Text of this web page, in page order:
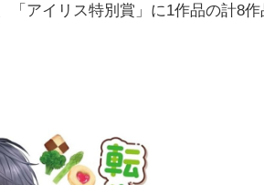
アイリス特別賞」に1作品の計8